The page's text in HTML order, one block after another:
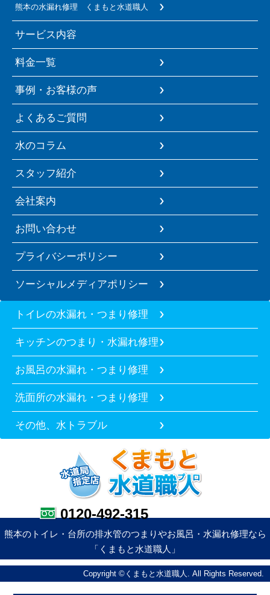
熊本の水漏れ修理 くまもと水道職人
サービス内容
料金一覧
事例・お客様の声
よくあるご質問
水のコラム
スタッフ紹介
会社案内
お問い合わせ
プライバシーポリシー
ソーシャルメディアポリシー
トイレの水漏れ・つまり修理
キッチンのつまり・水漏れ修理
お風呂の水漏れ・つまり修理
洗面所の水漏れ・つまり修理
その他、水トラブル
0120-492-315
熊本のトイレ・台所の排水管のつまりやお風呂・水漏れ修理なら
「くまもと水道職人」
Copyright ©くまもと水道職人. All Rights Reserved.